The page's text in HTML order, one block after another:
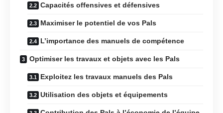
Capacités offensives et défensives
Maximiser le potentiel de vos Pals
L’importance des manuels de compétence
Optimiser les travaux et objets avec les Pals
Exploitez les travaux manuels des Pals
Utilisation des objets et équipements